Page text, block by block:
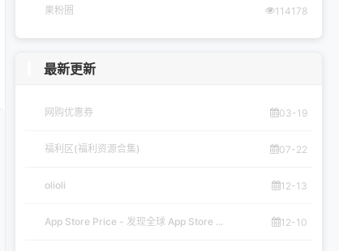
果粉圈 114178
最新更新
网购优惠券 03-19
福利区(福利资源合集) 07-22
olioli 12-13
App Store Price - 发现全球 App Store ... 12-10